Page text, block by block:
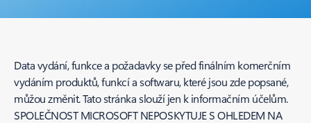
Data vydání, funkce a požadavky se před finálním komerčním
vydáním produktů, funkcí a softwaru, které jsou zde popsané,
můžou změnit. Tato stránka slouží jen k informačním účelům.
SPOLEČNOST MICROSOFT NEPOSKYTUJE S OHLEDEM NA